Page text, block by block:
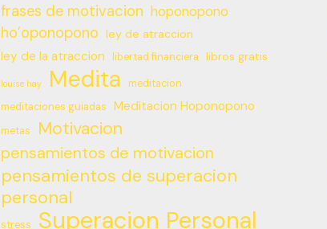
frases de motivacion hoponopono
ho’oponopono ley de atraccion
ley de la atraccion libertad financiera libros gratis
louise hay Medita
meditacion
meditaciones guiadas
Meditacion Hoponopono
metas Motivacion
pensamientos de motivacion
pensamientos de superacion
personal
stress Superacion Personal